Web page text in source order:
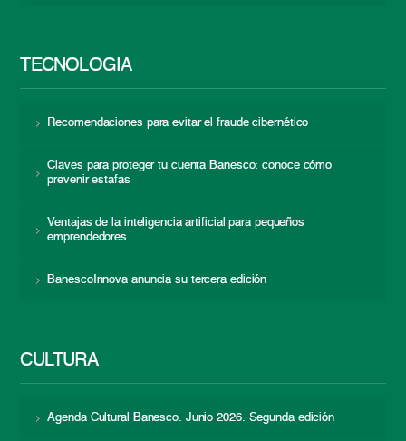
TECNOLOGÍA
Recomendaciones para evitar el fraude cibernético
Claves para proteger tu cuenta Banesco: conoce cómo
prevenir estafas
Ventajas de la inteligencia artificial para pequeños
emprendedores
BanescoInnova anuncia su tercera edición
CULTURA
Agenda Cultural Banesco. Junio 2026. Segunda edición